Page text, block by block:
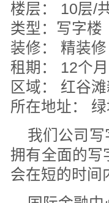
楼层： 10层/
类型：写字楼
装修： 精装修
租期： 12个月
区域： 红谷
所在地址：
我们公司
拥有全面的写
会在短的时间